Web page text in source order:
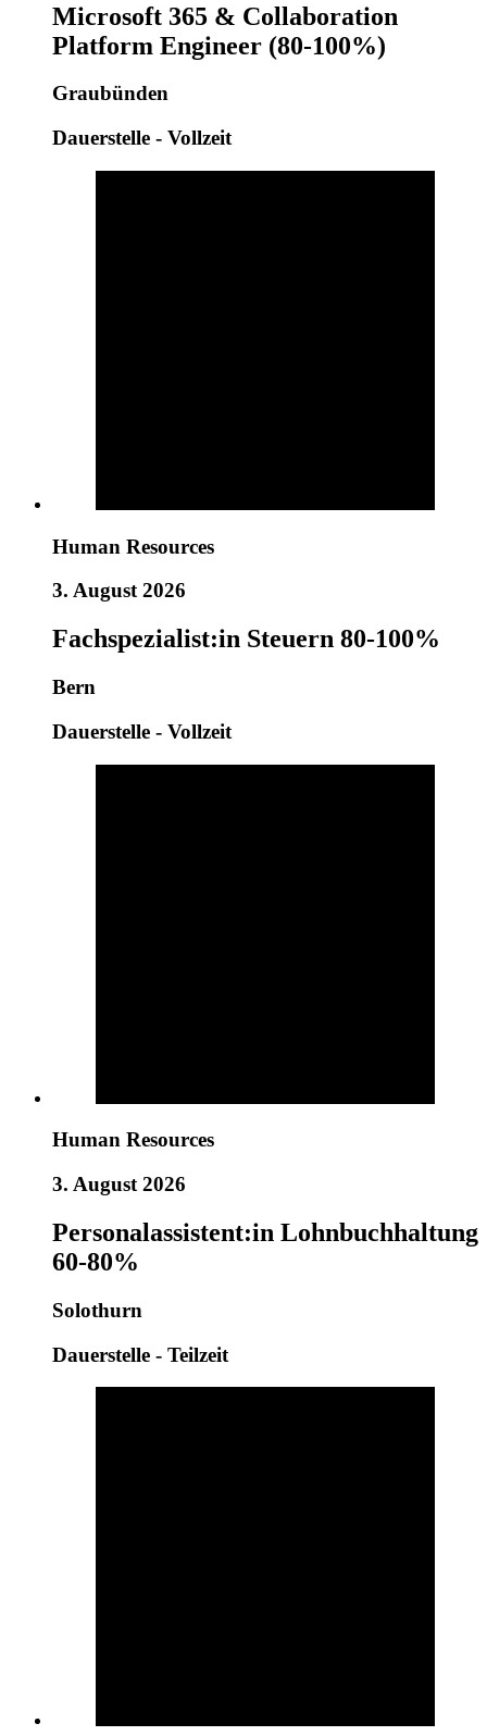
Microsoft 365 & Collaboration
Platform Engineer (80-100%)
Graubünden
Dauerstelle - Vollzeit
Human Resources
3. August 2026
Fachspezialist:in Steuern 80-100%
Bern
Dauerstelle - Vollzeit
Human Resources
3. August 2026
Personalassistent:in Lohnbuchhaltung
60-80%
Solothurn
Dauerstelle - Teilzeit